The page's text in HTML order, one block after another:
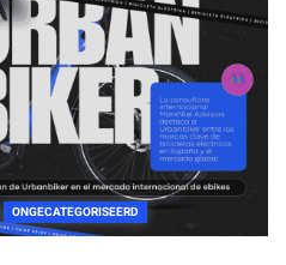
ONGECATEGORISEERD